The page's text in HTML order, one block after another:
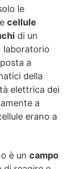
le
cellule
di un
laboratorio
a
della
elettrica dei
a
erano a
è un campo